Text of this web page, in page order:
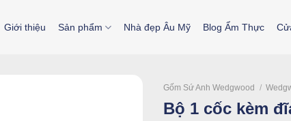
Giới thiệu Sản phẩm Nhà đẹp Âu Mỹ Blog Ẩm Thực
Gốm Sứ Anh Wedgwood /
Bộ 1 cốc kèm